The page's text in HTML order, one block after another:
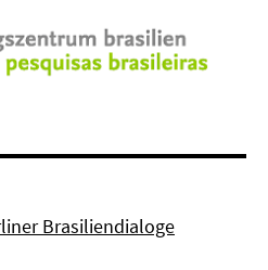
Brasiliendialoge